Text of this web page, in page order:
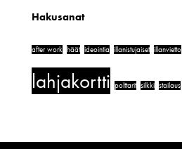
Hakusanat
after work häät ideointia illanistujaiset illanvietto
lahjakortti polttarit silkki stailaus